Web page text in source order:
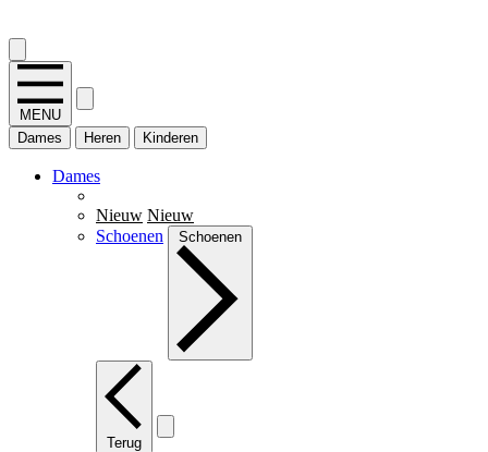
MENU
Dames
Heren Kinderen
Dames
Nieuw Nieuw
Schoenen
Schoenen
Terug